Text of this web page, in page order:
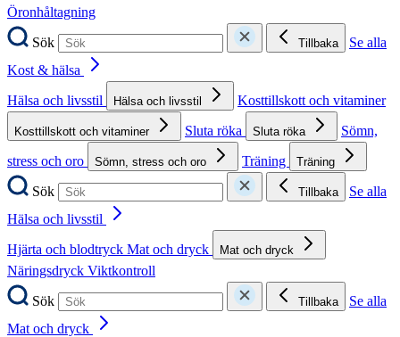
Öronhåltagning
Sök
Tillbaka
Se alla
Kost & hälsa
Hälsa och livsstil
Hälsa och livsstil Kosttillskott och vitaminer
Kosttillskott och vitaminer Sluta röka Sluta röka
Sömn,
stress och oro
Sömn, stress och oro Träning Träning
Sök Tillbaka
Se alla
Hälsa och livsstil
Hjärta och blodtryck Mat och dryck Mat och dryck
Näringsdryck Viktkontroll
Sök
Tillbaka
Se alla
Mat och dryck